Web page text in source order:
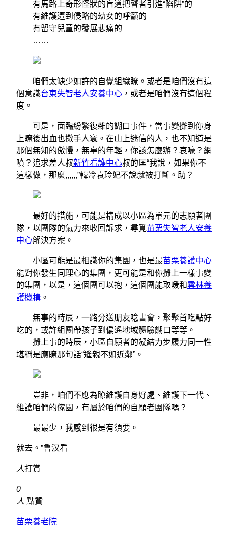
有馬路上奇形怪狀的盲道把瞽者引進“陷阱”的
有維護遭到侵略的幼女的呼籲的
有留守兒童的發展悲痛的
……
咱們太缺少如許的自覺組織瞭。或者是咱們沒有這
個意識台東失智老人安養中心 ，或者是咱們沒有這個程
度。
可是，面臨紛繁復雜的餬口事件，當事變攤到你身
上瞭後出血也撒手人寰。在山上迷信的人，也不知道是
那個無知的傲慢，無辜的年輕，你該怎麼辦？哀嚎？網
噴？追求差人叔新竹看護中心叔的匡“我說，如果你不
這樣做，那麼,,,,,,”韓冷袁玲妃不說就被打斷。助？
最好的措施，可能是構成以小區為單元的志願者團
隊，以團隊的氣力來收回訴求，尋覓苗栗失智老人安養
中心解決方案。
小區可能是最相識你的集團，也是最苗栗養護中心
能對你發生同理心的集團，更可能是和你攤上一樣事變
的集團，以是，這個團可以抱，這個團能取暖和雲林養
護機構 。
無事的時辰，一路分送朋友唸書會，聚聚首吃點好
吃的，或許組團帶孩子到偏遙地域體驗餬口等等。
攤上事的時辰，小區自願者的凝結力步履力同一性
堪稱是應瞭那句話“遙親不如近鄰”。
豈非，咱們不應為瞭維護自身好處、維護下一代、
維護咱們的傢園，有屬於咱們的自願者團隊嗎？
最最少，我感到很是有須要。
就去。”鲁汉看
人打賞
0
人 點贊
苗栗養老院